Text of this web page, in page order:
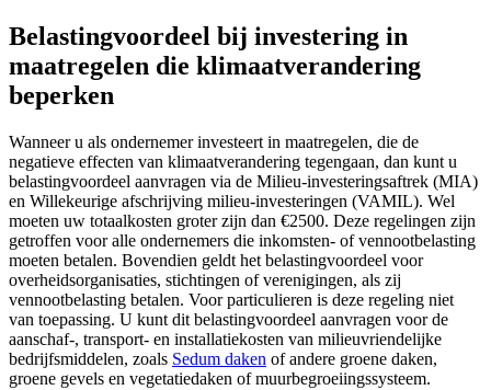
Belastingvoordeel bij investering in
maatregelen die klimaatverandering
beperken
Wanneer u als ondernemer investeert in maatregelen, die de
negatieve effecten van klimaatverandering tegengaan, dan kunt u
belastingvoordeel aanvragen via de Milieu-investeringsaftrek (MIA)
en Willekeurige afschrijving milieu-investeringen (VAMIL). Wel
moeten uw totaalkosten groter zijn dan €2500. Deze regelingen zijn
getroffen voor alle ondernemers die inkomsten- of vennootbelasting
moeten betalen. Bovendien geldt het belastingvoordeel voor
overheidsorganisaties, stichtingen of verenigingen, als zij
vennootbelasting betalen. Voor particulieren is deze regeling niet
van toepassing. U kunt dit belastingvoordeel aanvragen voor de
aanschaf-, transport- en installatiekosten van milieuvriendelijke
bedrijfsmiddelen, zoals Sedum daken of andere groene daken,
groene gevels en vegetatiedaken of muurbegroeiingssysteem.